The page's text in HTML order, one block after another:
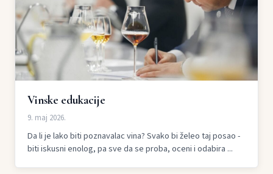
Vinske edukacije
9. maj 2026.
Da li je lako biti poznavalac vina? Svako bi želeo taj posao -
biti iskusni enolog, pa sve da se proba, oceni i odabira ...